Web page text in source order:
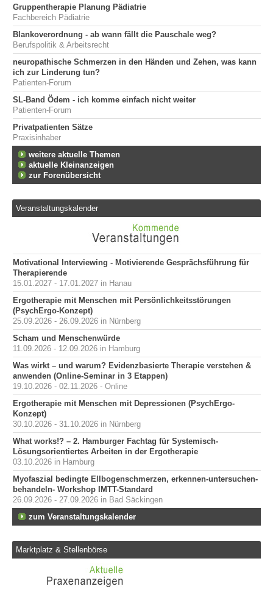
Gruppentherapie Planung Pädiatrie
Fachbereich Pädiatrie
Blankoverordnung - ab wann fällt die Pauschale weg?
Berufspolitik & Arbeitsrecht
neuropathische Schmerzen in den Händen und Zehen, was kann
ich zur Linderung tun?
Patienten-Forum
SL-Band Ödem - ich komme einfach nicht weiter
Patienten-Forum
Privatpatienten Sätze
Praxisinhaber
weitere aktuelle Themen
aktuelle Kleinanzeigen
zur Forenübersicht
Veranstaltungskalender
Motivational Interviewing - Motivierende Gesprächsführung für
Therapierende
15.01.2027 - 17.01.2027 in Hanau
Ergotherapie mit Menschen mit Persönlichkeitsstörungen
(PsychErgo-Konzept)
25.09.2026 - 26.09.2026 in Nürnberg
Scham und Menschenwürde
11.09.2026 - 12.09.2026 in Hamburg
Was wirkt – und warum? Evidenzbasierte Therapie verstehen &
anwenden (Online-Seminar in 3 Etappen)
19.10.2026 - 02.11.2026 - Online
Ergotherapie mit Menschen mit Depressionen (PsychErgo-
Konzept)
30.10.2026 - 31.10.2026 in Nürnberg
What works!? – 2. Hamburger Fachtag für Systemisch-
Lösungsorientiertes Arbeiten in der Ergotherapie
03.10.2026 in Hamburg
Myofaszial bedingte Ellbogenschmerzen, erkennen-untersuchen-
behandeln- Workshop IMTT-Standard
26.09.2026 - 27.09.2026 in Bad Säckingen
zum Veranstaltungskalender
Marktplatz & Stellenbörse